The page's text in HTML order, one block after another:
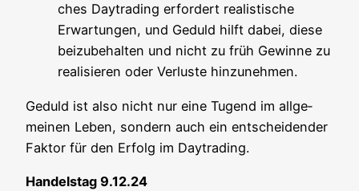
ches Day­tra­ding erfor­dert rea­lis­ti­sche
Erwar­tun­gen, und Geduld hilft dabei, die­se
bei­zu­be­hal­ten und nicht zu früh Gewin­ne zu
rea­li­sie­ren oder Ver­lus­te hinzunehmen.
Geduld ist also nicht nur eine Tugend im all­ge­
mei­nen Leben, son­dern auch ein ent­schei­den­der
Fak­tor für den Erfolg im Daytrading.
Han­dels­tag 9.12.24